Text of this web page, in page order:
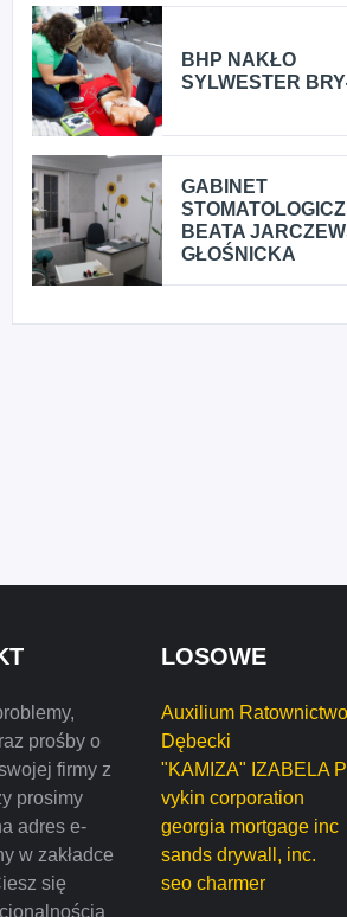
BHP NAKŁO
SYLWESTER
GABINET
BEATA
GŁOŚNICKA
prośby o
firmy z
prosimy
adres e-
w zakładce
się
LOSOWE
Auxilium
Dębecki
"KAMIZA" IZABELA
vykin corporation
georgia mortgage inc
sands drywall, inc.
seo charmer